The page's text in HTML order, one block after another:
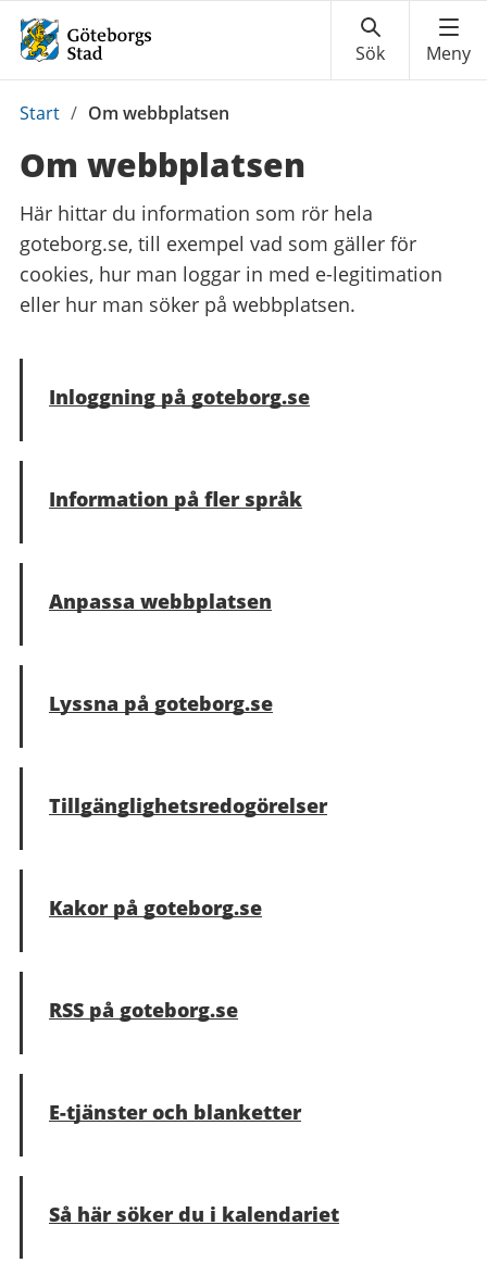
Du
här:
Start / Om webbplatsen
Om webbplatsen
Här hittar du information som rör hela
goteborg.se, till exempel vad som gäller för
cookies, hur man loggar in med e-legitimation
eller hur man söker på webbplatsen.
Inloggning på goteborg.se
Information på fler språk
Anpassa webbplatsen
Lyssna på goteborg.se
Tillgänglighets­redogörelser
Kakor på goteborg.se
RSS på goteborg.se
E-tjänster och blanketter
Så här söker du i kalendariet